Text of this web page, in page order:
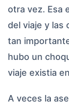
otra vez. Esa
del viaje y las
tan
hubo un
viaje existia
A veces la